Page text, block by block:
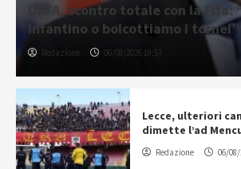
UEFA, scontro totale con la Fifa:
Infantino o boicottiamo i tornei”
Redazione 06/08/2026 18:57
Lecce, ulteriori
dimette l’ad
Redazione 06/08/